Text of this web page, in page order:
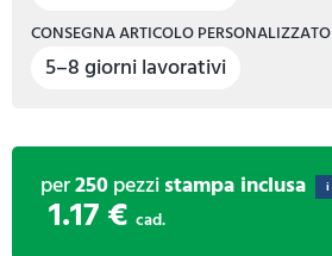
CONSEGNA ARTICOLO PERSONALIZZATO
5–8 giorni lavorativi
per250pezzistampa inclusa i
1.17 € cad.